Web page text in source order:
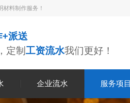
料制作服务！
派送
定制 工资流水我们更好！
企业流水 服务项目